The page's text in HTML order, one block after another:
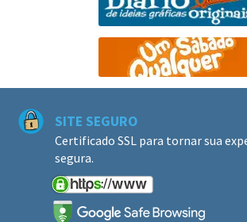
SITE SEGURO
Certificado SSL para tornar sua
segura.